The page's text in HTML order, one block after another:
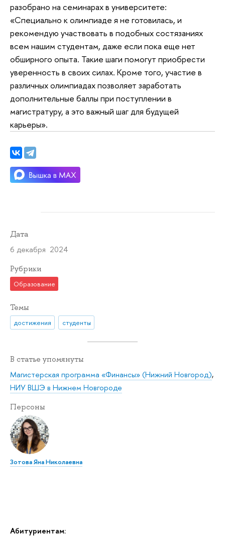
Абитуриентам:
разобрано на семинарах в университете:
«Специально к олимпиаде я не готовилась, и
рекомендую участвовать в подобных состязаниях
всем нашим студентам, даже если пока еще нет
обширного опыта. Такие шаги помогут приобрести
уверенность в своих силах. Кроме того, участие в
различных олимпиадах позволяет заработать
дополнительные баллы при поступлении в
магистратуру, а это важный шаг для будущей
карьеры».
Дата
6 декабря 2024
Рубрики
Образование
Темы
достижения студенты
В статье упомянуты
Магистерская программа «Финансы» (Нижний Новгород),
НИУ ВШЭ в Нижнем Новгороде
Персоны
Зотова Яна Николаевна